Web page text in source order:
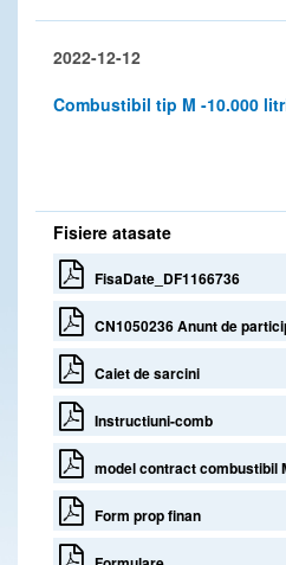
2022-12-12
Combustibil tip M -10.000
Fisiere atasate
FisaDate_DF1166736
CN1050236 Anunt de
Caiet de sarcini
Instructiuni-comb
model contract combustibil
Form prop finan